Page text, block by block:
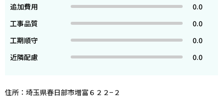
追加費用
0.0
工事品質
0.0
工期順守
0.0
近隣配慮
0.0
住所：埼玉県春日部市増富６２２−２